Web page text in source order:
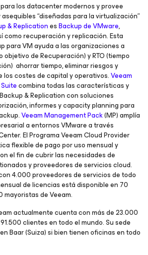
los datacenter modernos y provee
“diseñadas para la virtualización”
& ReplicationesBackup de VMware,
como recuperación y replicación. Esta
para VM ayuda a las organizaciones a
objetivo de Recuperación) y RTO (tiempo
ahorrar tiempo, eliminar riesgos y
costes de capital y operativos.Veeam
combina todas las características y
& Replication con soluciones
informes y capacity planning para
Veeam Management Pack(MP) amplía
a entornos VMware a través
El Programa Veeam Cloud Provider
flexible de pago por uso mensual y
el fin de cubrir las necesidades de
y proveedores de servicios cloud.
4.000 proveedores de servicios de todo
de licencias está disponible en 70
mayoristas de Veeam.
actualmente cuenta con más de 23.000
clientes en todo el mundo. Su sede
Baar (Suiza) si bien tienen oficinas en todo